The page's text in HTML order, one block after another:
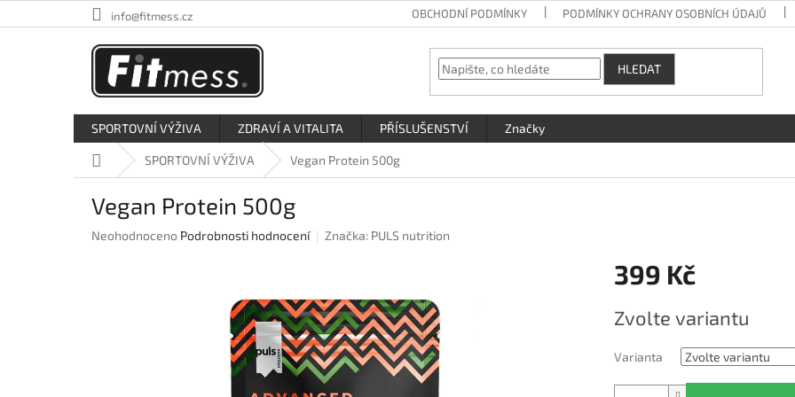
na
info@fitmess.cz OBCHODNÍ PODMÍNKY PODMÍNKY OCHRANY OSOBNÍCH ÚDAJŮ
HLEDAT
SPORTOVNÍ VÝŽIVA ZDRAVÍ A VITALITA PŘÍSLUŠENSTVÍ Značky
Domů SPORTOVNÍ VÝŽIVA Vegan Protein 500g
Vegan Protein 500g
Průměrné
Neohodnoceno Podrobnosti hodnocení Značka: PULS nutrition
399 Kč
cena:
Zvolte variantu
Varianta